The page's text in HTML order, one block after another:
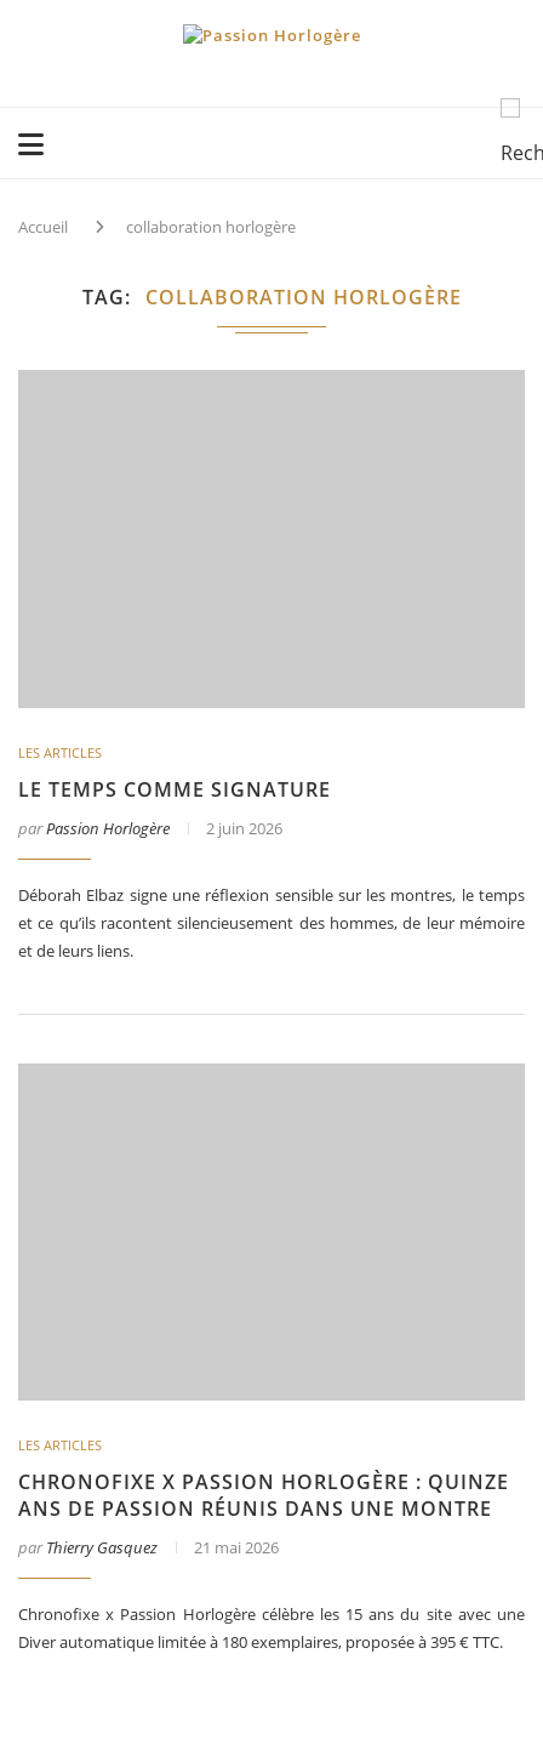
Accueil collaboration horlogère
TAG COLLABORATION HORLOGÈRE
LES ARTICLES
LE TEMPS COMME SIGNATURE
parPassion Horlogère 2 juin 2026
Déborah Elbaz signe une réflexion sensible sur les montres, le temps
et ce qu’ils racontent silencieusement des hommes, de leur mémoire
et de leurs liens.
LES ARTICLES
CHRONOFIXE X PASSION HORLOGÈRE : QUINZE
ANS DE PASSION RÉUNIS DANS UNE MONTRE
parThierry Gasquez 21 mai 2026
Chronofixe x Passion Horlogère célèbre les 15 ans du site avec une
Diver automatique limitée à 180 exemplaires, proposée à 395 € TTC.